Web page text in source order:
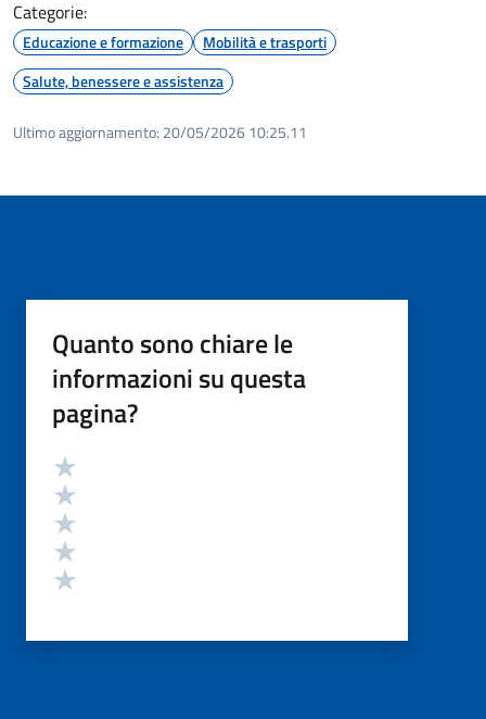
Categorie:
Educazione e formazione
Mobilità e trasporti
Salute, benessere e assistenza
Ultimo aggiornamento: 20/05/2026 10:25.11
Quanto sono chiare le
informazioni su questa
pagina?
Valutazione